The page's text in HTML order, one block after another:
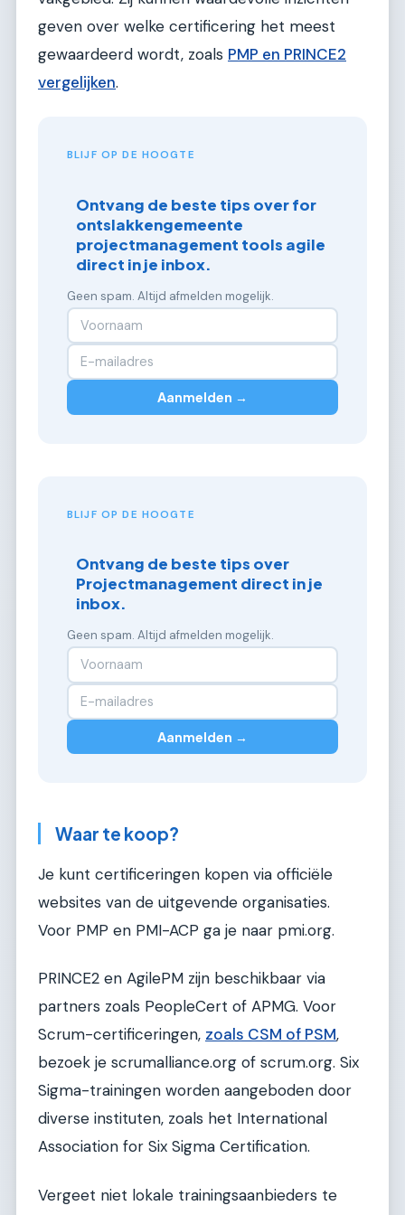
geven over welke certificering het meest
gewaardeerd wordt, zoals PMP en PRINCE2
vergelijken.
BLIJF OP DE HOOGTE
Ontvang de beste tips over for
ontslakkengemeente
projectmanagement tools agile
direct in je inbox.
Geen spam. Altijd afmelden mogelijk.
Aanmelden →
BLIJF OP DE HOOGTE
Ontvang de beste tips over
Projectmanagement direct in je
inbox.
Geen spam. Altijd afmelden mogelijk.
Aanmelden →
Waar te koop?
Je kunt certificeringen kopen via officiële
websites van de uitgevende organisaties.
Voor PMP en PMI-ACP ga je naar pmi.org.
PRINCE2 en AgilePM zijn beschikbaar via
partners zoals PeopleCert of APMG. Voor
Scrum-certificeringen, zoals CSM of PSM,
bezoek je scrumalliance.org of scrum.org. Six
Sigma-trainingen worden aangeboden door
diverse instituten, zoals het International
Association for Six Sigma Certification.
Vergeet niet lokale trainingsaanbieders te